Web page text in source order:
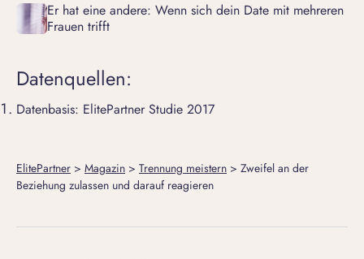
Er hat eine andere: Wenn sich dein Date mit mehreren
Frauen trifft
Datenquellen:
Datenbasis: ElitePartner Studie 2017
ElitePartner > Magazin > Trennung meistern > Zweifel an der
Beziehung zulassen und darauf reagieren